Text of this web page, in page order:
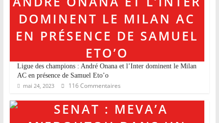
Ligue des champions : André Onana et l’Inter dominent le Milan
AC en présence de Samuel Eto’o
mai 24, 2023
116 Commentaires